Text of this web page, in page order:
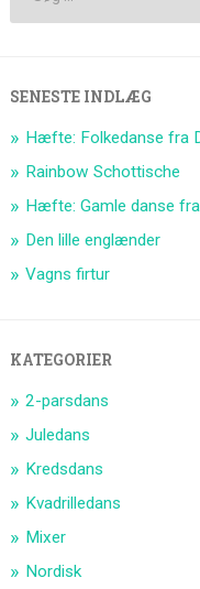
SENESTE INDLÆG
Hæfte: Folkedanse fra
Rainbow Schottische
Hæfte: Gamle danse
Den lille englænder
Vagns firtur
KATEGORIER
2-parsdans
Juledans
Kredsdans
Kvadrilledans
Mixer
Nordisk